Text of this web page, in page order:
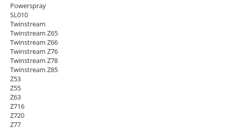
Powerspray
SL010
Twinstream
Twinstream Z65
Twinstream Z66
Twinstream Z76
Twinstream Z78
Twinstream Z85
Z53
Z55
Z63
Z716
Z720
Z77